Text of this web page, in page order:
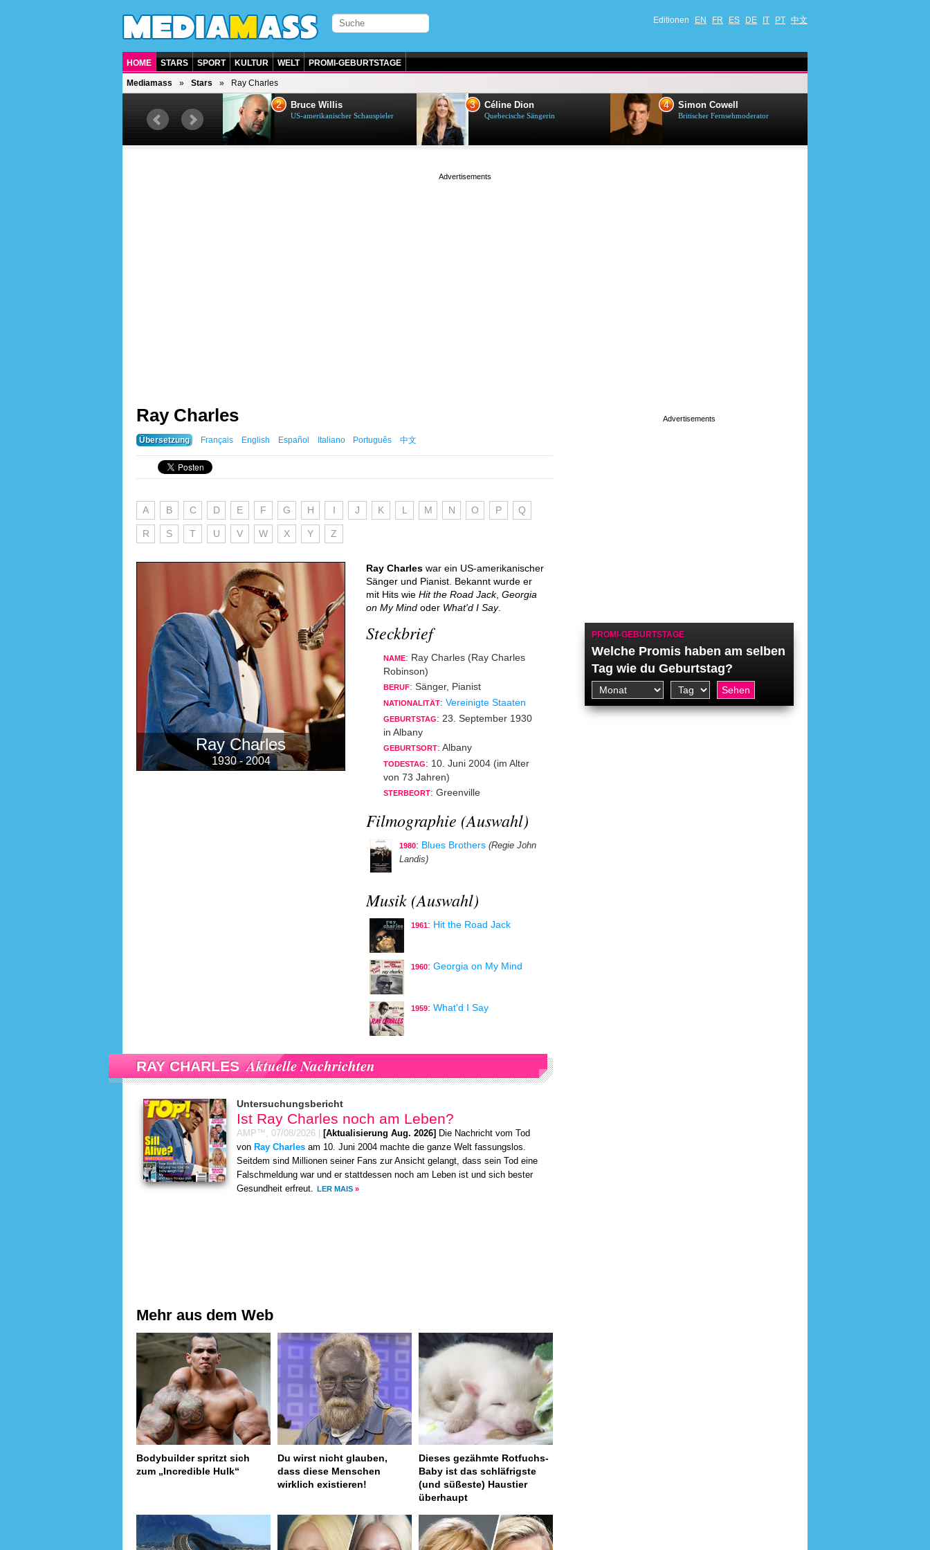
Editionen EN FR ES DE IT PT 中文
HOME STARS SPORT KULTUR WELT PROMI-GEBURTSTAGE
Mediamass Stars Ray Charles
Deutsche Sängerin
2 Bruce Willis
US-amerikanischer Schauspieler
3 Céline Dion
Quebecische Sängerin
4 Simon Cowell
Britischer Fernsehmoderator
Ray Charles
Übersetzung Français English Español Italiano Português 中文
A B C D E F G H I J K L M N O P Q
R S T U V W X Y Z
Ray Charles
1930 - 2004
Ray Charles war ein US-amerikanischer
Sänger und Pianist. Bekannt wurde er
mit Hits wie Hit the Road Jack, Georgia
on My Mind oder What'd I Say.
Steckbrief
NAME: Ray Charles (Ray Charles
Robinson)
BERUF: Sänger, Pianist
NATIONALITÄT: Vereinigte Staaten
GEBURTSTAG: 23. September 1930
in Albany
GEBURTSORT: Albany
TODESTAG: 10. Juni 2004 (im Alter
von 73 Jahren)
STERBEORT: Greenville
Filmographie (Auswahl)
1980: Blues Brothers (Regie John
Landis)
Musik (Auswahl)
1961: Hit the Road Jack
1960: Georgia on My Mind
1959: What'd I Say
RAY CHARLES Aktuelle Nachrichten
Untersuchungsbericht
Ist Ray Charles noch am Leben?
AMP™, 07/08/2026 [Aktualisierung Aug. 2026] Die Nachricht vom Tod
von Ray Charles am 10. Juni 2004 machte die ganze Welt fassungslos.
Seitdem sind Millionen seiner Fans zur Ansicht gelangt, dass sein Tod eine
Falschmeldung war und er stattdessen noch am Leben ist und sich bester
Gesundheit erfreut. LER MAIS »
Mehr aus dem Web
Bodybuilder spritzt sich
zum „Incredible Hulk“
Du wirst nicht glauben,
dass diese Menschen
wirklich existieren!
Dieses gezähmte Rotfuchs-
Baby ist das schläfrigste
(und süßeste) Haustier
überhaupt
PROMI-GEBURTSTAGE
Welche Promis haben am selben
Tag wie du Geburtstag?